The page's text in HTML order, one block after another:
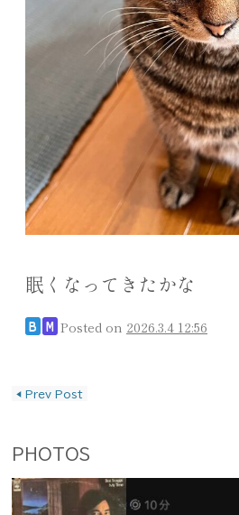
眠くなってきたかな
B M Posted on 2026.3.4 12:56
◀ Prev Post
PHOTOS